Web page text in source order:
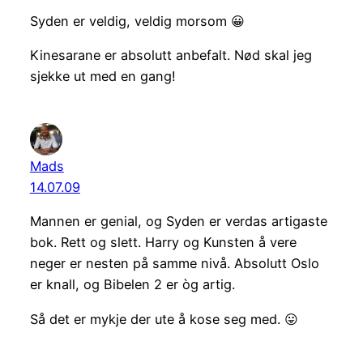
Syden er veldig, veldig morsom 😀
Kinesarane er absolutt anbefalt. Nød skal jeg
sjekke ut med en gang!
Mads
14.07.09
Mannen er genial, og Syden er verdas artigaste
bok. Rett og slett. Harry og Kunsten å vere
neger er nesten på samme nivå. Absolutt Oslo
er knall, og Bibelen 2 er òg artig.
Så det er mykje der ute å kose seg med. 😛